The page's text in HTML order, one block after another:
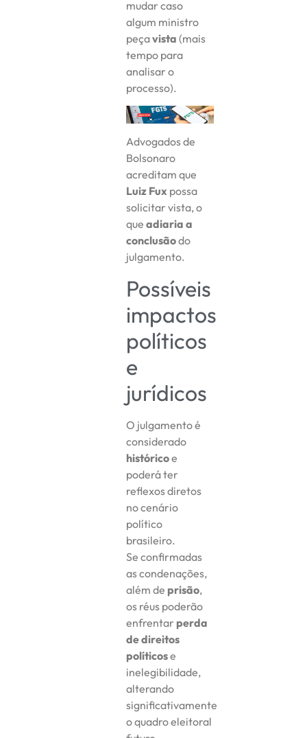
mudar caso
algum ministro
peçavista (mais
tempo para
analisar o
processo).
Advogados de
Bolsonaro
acreditam que
Luiz Fux possa
solicitar vista, o
queadiaria a
conclusãodo
julgamento.
Possíveis
impactos
políticos
e
jurídicos
O julgamento é
considerado
históricoe
poderá ter
reflexos diretos
no cenário
político
brasileiro.
Se confirmadas
as condenações,
além de prisão,
os réus poderão
enfrentar perda
de direitos
políticose
inelegibilidade,
alterando
significativamente
o quadro eleitoral